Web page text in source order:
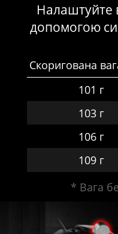
Налаштуйте
допомогою
Скоригована
101 г
103 г
106 г
109 г
* Вага